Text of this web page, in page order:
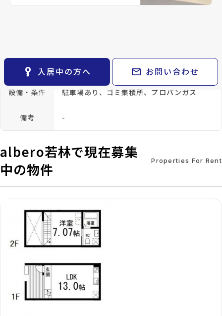
検索条件
閲覧履歴 keyboard_arrow_right
open_in_new
key_vertical 入居中の方へ mail お問い合わせ
総戸数 11戸 管理 -
設備・条件 駐車場あり、ゴミ集積所、プロパンガス
備考 -
albero若林で現在募集
中の物件
Properties For Rent